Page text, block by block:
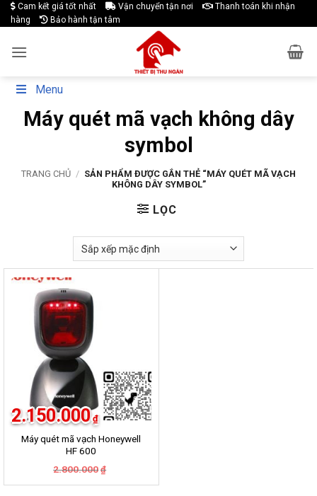
Skip
to
Cam kết giá tốt nhất Vận chuyển tận nơi
Thanh toán khi nhận
hàng
Bảo hành tận tâm
Menu
Máy quét mã vạch không dây
symbol
TRANG CHỦ / SẢN PHẨM ĐƯỢC GẮN THẺ “MÁY QUÉT MÃ VẠCH
KHÔNG DÂY SYMBOL”
LỌC
Máy quét mã vạch Honeywell
HF 600
2.800.000 ₫
là:
2.150.000 ₫
tại